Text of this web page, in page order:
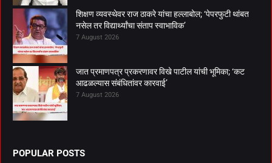
शिक्षण व्यवस्थेवर राज ठाकरे यांचा हल्लाबोल; ‘पेपरफुटी थांबत
नसेल तर विद्यार्थ्यांचा संताप स्वाभाविक’
7 August 2026
जात प्रमाणपत्र प्रकरणावर विखे पाटील यांची भूमिका; ‘कट
आढळल्यास संबंधितांवर कारवाई’
7 August 2026
POPULAR POSTS